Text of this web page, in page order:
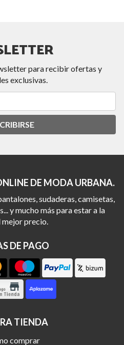
para recibir ofertas y
exclusivas.
DE MODA URBANA.
sudaderas, camisetas,
y mucho más para estar a la
precio.
DE PAGO
TIENDA
comprar